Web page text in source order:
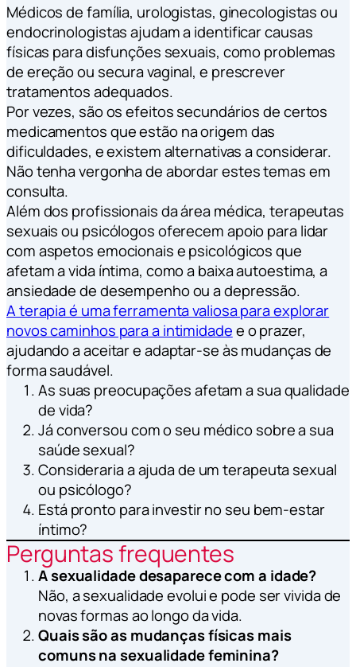
Médicos de família, urologistas, ginecologistas ou
endocrinologistas ajudam a identificar causas
físicas para disfunções sexuais, como problemas
de ereção ou secura vaginal, e prescrever
tratamentos adequados.
Por vezes, são os efeitos secundários de certos
medicamentos que estão na origem das
dificuldades, e existem alternativas a considerar.
Não tenha vergonha de abordar estes temas em
consulta.
Além dos profissionais da área médica, terapeutas
sexuais ou psicólogos oferecem apoio para lidar
com aspetos emocionais e psicológicos que
afetam a vida íntima, como a baixa autoestima, a
ansiedade de desempenho ou a depressão.
A terapia é uma ferramenta valiosa para explorar
novos caminhos para a intimidadee o prazer,
ajudando a aceitar e adaptar-se às mudanças de
forma saudável.
As suas preocupações afetam a sua qualidade
de vida?
Já conversou com o seu médico sobre a sua
saúde sexual?
Consideraria a ajuda de um terapeuta sexual
ou psicólogo?
Está pronto para investir no seu bem-estar
íntimo?
Perguntas frequentes
A sexualidade desaparece com a idade?
Não, a sexualidade evolui e pode ser vivida de
novas formas ao longo da vida.
Quais são as mudanças físicas mais
comuns na sexualidade feminina?